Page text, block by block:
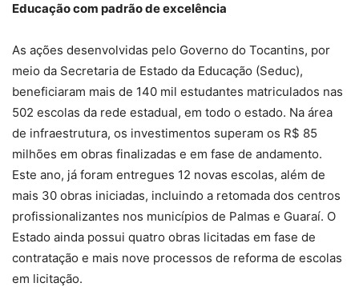
Educação com padrão de excelência
As ações desenvolvidas pelo Governo do Tocantins, por
meio da Secretaria de Estado da Educação (Seduc),
beneficiaram mais de 140 mil estudantes matriculados nas
502 escolas da rede estadual, em todo o estado. Na área
de infraestrutura, os investimentos superam os R$ 85
milhões em obras finalizadas e em fase de andamento.
Este ano, já foram entregues 12 novas escolas, além de
mais 30 obras iniciadas, incluindo a retomada dos centros
profissionalizantes nos municípios de Palmas e Guaraí. O
Estado ainda possui quatro obras licitadas em fase de
contratação e mais nove processos de reforma de escolas
em licitação.